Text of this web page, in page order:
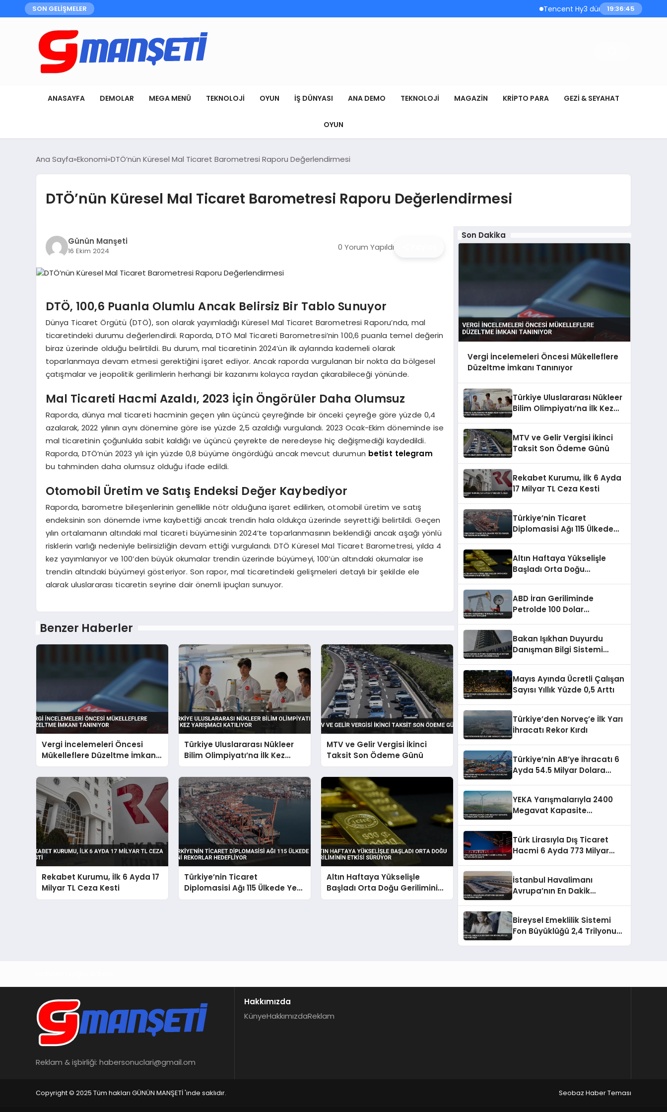
SON GELİŞMELER Tencent Hy3 dünya genelinde
19:36:45
ANASAYFA DEMOLAR MEGA MENÜ TEKNOLOJI OYUN İŞ DÜNYASI ANA DEMO TEKNOLOJI MAGAZIN KRIPTO PARA GEZI & SEYAHAT
OYUN
Ana Sayfa Ekonomi DTÖ’nün Küresel Mal Ticaret Barometresi Raporu Değerlendirmesi
DTÖ’nün Küresel Mal Ticaret Barometresi Raporu Değerlendirmesi
Günün Manşeti
16 Ekim 2024 0 Yorum Yapıldı
DTÖ, 100,6 Puanla Olumlu Ancak Belirsiz Bir Tablo Sunuyor
Dünya Ticaret Örgütü (DTÖ), son olarak yayımladığı Küresel Mal Ticaret Barometresi Raporu’nda, mal
ticaretindeki durumu değerlendirdi. Raporda, DTÖ Mal Ticareti Barometresi’nin 100,6 puanla temel değerin
biraz üzerinde olduğu belirtildi. Bu durum, mal ticaretinin 2024’ün ilk aylarında kademeli olarak
toparlanmaya devam etmesi gerektiğini işaret ediyor. Ancak raporda vurgulanan bir nokta da bölgesel
çatışmalar ve jeopolitik gerilimlerin herhangi bir kazanımı kolayca raydan çıkarabileceği yönünde.
Mal Ticareti Hacmi Azaldı, 2023 İçin Öngörüler Daha Olumsuz
Raporda, dünya mal ticareti hacminin geçen yılın üçüncü çeyreğinde bir önceki çeyreğe göre yüzde 0,4
azalarak, 2022 yılının aynı dönemine göre ise yüzde 2,5 azaldığı vurgulandı. 2023 Ocak-Ekim döneminde ise
mal ticaretinin çoğunlukla sabit kaldığı ve üçüncü çeyrekte de neredeyse hiç değişmediği kaydedildi.
Raporda, DTÖ’nün 2023 yılı için yüzde 0,8 büyüme öngördüğü ancak mevcut durumun betist telegram
bu tahminden daha olumsuz olduğu ifade edildi.
Otomobil Üretim ve Satış Endeksi Değer Kaybediyor
Raporda, barometre bileşenlerinin genellikle nötr olduğuna işaret edilirken, otomobil üretim ve satış
endeksinin son dönemde ivme kaybettiği ancak trendin hala oldukça üzerinde seyrettiği belirtildi. Geçen
yılın ortalamanın altındaki mal ticareti büyümesinin 2024’te toparlanmasının beklendiği ancak aşağı yönlü
risklerin varlığı nedeniyle belirsizliğin devam ettiği vurgulandı. DTÖ Küresel Mal Ticaret Barometresi, yılda 4
kez yayımlanıyor ve 100’den büyük okumalar trendin üzerinde büyümeyi, 100’ün altındaki okumalar ise
trendin altındaki büyümeyi gösteriyor. Son rapor, mal ticaretindeki gelişmeleri detaylı bir şekilde ele
alarak uluslararası ticaretin seyrine dair önemli ipuçları sunuyor.
Benzer Haberler
Vergi İncelemeleri Öncesi
Mükelleflere Düzeltme İmkanı
Tanınıyor
Türkiye Uluslararası Nükleer
Bilim Olimpiyatı’na İlk Kez
Yarışmacı Katılıyor
MTV ve Gelir Vergisi İkinci
Taksit Son Ödeme Günü
Rekabet Kurumu, İlk 6 Ayda 17
Milyar TL Ceza Kesti
Türkiye’nin Ticaret
Diplomasisi Ağı 115 Ülkede Yeni
Rekorlar Hedefliyor
Altın Haftaya Yükselişle
Başladı Orta Doğu Geriliminin
Etkisi Sürüyor
Son Dakika
Vergi İncelemeleri Öncesi Mükelleflere
Düzeltme İmkanı Tanınıyor
Türkiye Uluslararası Nükleer
Bilim Olimpiyatı’na İlk Kez
MTV ve Gelir Vergisi İkinci
Taksit Son Ödeme Günü
Rekabet Kurumu, İlk 6 Ayda
17 Milyar TL Ceza Kesti
Türkiye’nin Ticaret
Diplomasisi Ağı 115 Ülkede
Altın Haftaya Yükselişle
Başladı Orta Doğu
ABD İran Geriliminde
Petrolde 100 Dolar
Bakan Işıkhan Duyurdu
Danışman Bilgi Sistemi
Mayıs Ayında Ücretli Çalışan
Sayısı Yıllık Yüzde 0,5 Arttı
Türkiye’den Norveç’e İlk Yarı
İhracatı Rekor Kırdı
Türkiye’nin AB’ye İhracatı 6
Ayda 54.5 Milyar Dolara
YEKA Yarışmalarıyla 2400
Megavat Kapasite
Türk Lirasıyla Dış Ticaret
Hacmi 6 Ayda 773 Milyar
İstanbul Havalimanı
Avrupa’nın En Dakik
Bireysel Emeklilik Sistemi
Fon Büyüklüğü 2,4 Trilyonu
Reklam & işbirliği: habersonuclari@gmail.om
Hakkımızda
KünyeHakkımızdaReklam
Copyright © 2025 Tüm hakları GÜNÜN MANŞETİ 'inde saklıdır. Seobaz Haber Teması